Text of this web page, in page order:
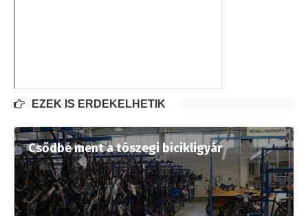
EZEK IS ÉRDEKELHETIK
Csődbe ment a tószegi bicikligyár